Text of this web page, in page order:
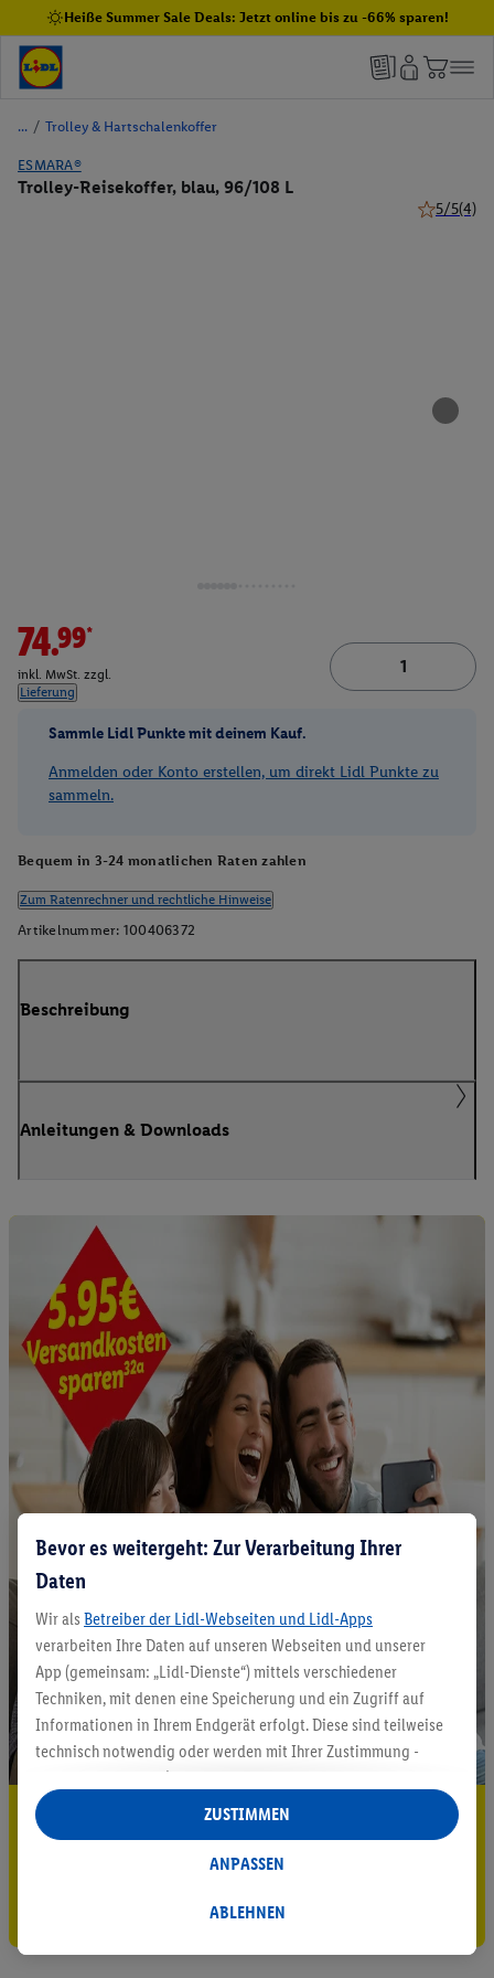
Heiße Summer Sale Deals: Jetzt online bis zu -66% sparen!
/ Trolley & Hartschalenkoffer
ESMARA®
Trolley-Reisekoffer, blau, 96/108 L
5/5(4)
74.99*
inkl. MwSt. zzgl.
Lieferung
Sammle Lidl Punkte mit deinem Kauf.
Anmelden oder Konto erstellen, um direkt Lidl Punkte zu
sammeln.
Bequem in 3-24 monatlichen Raten zahlen
Zum Ratenrechner und rechtliche Hinweise
Artikelnummer: 100406372
Beschreibung
Anleitungen & Downloads
5.95 € Versand sparen³²ᵃ
Jetzt zum Newsletter anmelden
Gutschein sichern!
Bevor es weitergeht: Zur Verarbeitung Ihrer
Daten
Wir als Betreiber der Lidl-Webseiten und Lidl-Apps
verarbeiten Ihre Daten auf unseren Webseiten und unserer
App (gemeinsam: „Lidl-Dienste“) mittels verschiedener
Techniken, mit denen eine Speicherung und ein Zugriff auf
Informationen in Ihrem Endgerät erfolgt. Diese sind teilweise
technisch notwendig oder werden mit Ihrer Zustimmung -
auch durch Partner (u.a.
Verantwortliche; im Zusammenhang mit dem IAB TCF
insgesamt
Statistik-Erstellung oder für personalisierte Werbung
Datenverarbeitungen für personalisierte Werbung werden
ABLEHNEN
ANPASSEN
ZUSTIMMEN